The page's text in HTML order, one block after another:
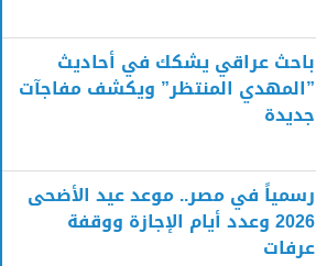
باحث عراقي يشكك في أحاديث
”المهدي المنتظر” ويكشف مفاجآت
جديدة
رسمياً في مصر.. موعد عيد الأضحى
2026 وعدد أيام الإجازة ووقفة
عرفات